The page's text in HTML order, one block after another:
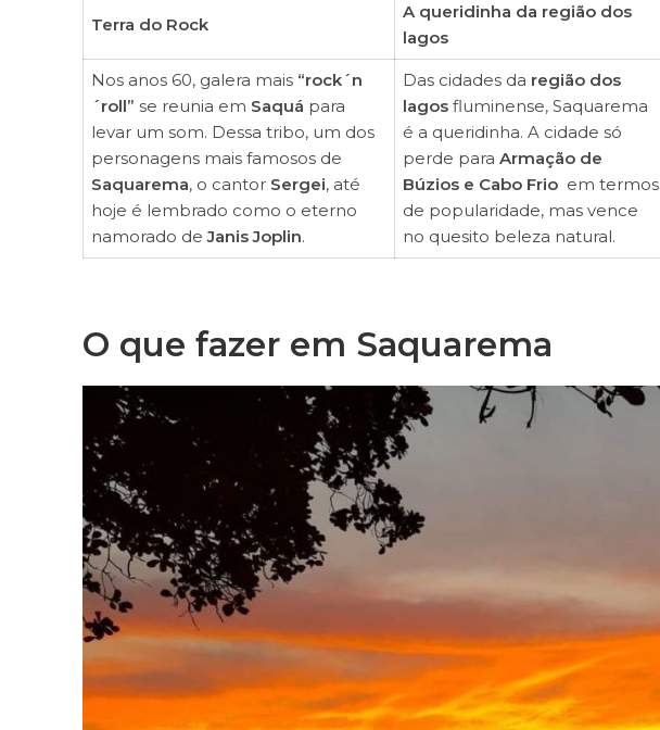
Terra do Rock
A queridinha da região dos
lagos
Nos anos 60, galera mais “rock´n
´roll” se reunia em Saquá para
levar um som. Dessa tribo, um dos
personagens mais famosos de
Saquarema, o cantor Sergei, até
hoje é lembrado como o eterno
namorado deJanis Joplin.
Das cidades da região dos
lagos fluminense, Saquarema
é a queridinha. A cidade só
perde para Armação de
Búzios e Cabo Frio em termos
de popularidade, mas vence
no quesito beleza natural.
O que fazer em Saquarema